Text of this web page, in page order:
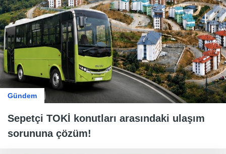
Gündem
Sepetçi TOKİ konutları arasındaki ulaşım
sorununa çözüm!